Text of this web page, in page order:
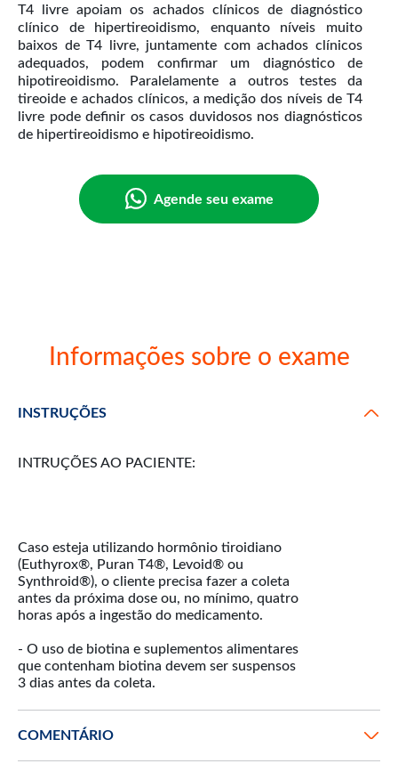
T4 livre apoiam os achados clínicos de diagnóstico
clínico de hipertireoidismo, enquanto níveis muito
baixos de T4 livre, juntamente com achados clínicos
adequados, podem confirmar um diagnóstico de
hipotireoidismo. Paralelamente a outros testes da
tireoide e achados clínicos, a medição dos níveis de T4
livre pode definir os casos duvidosos nos diagnósticos
Agende seu exame
Informações sobre o exame
INSTRUÇÕES
INTRUÇÕES AO PACIENTE:
Caso esteja utilizando hormônio tiroidiano
(Euthyrox®, Puran T4®, Levoid® ou
Synthroid®), o cliente precisa fazer a coleta
antes da próxima dose ou, no mínimo, quatro
horas após a ingestão do medicamento.
- O uso de biotina e suplementos alimentares
que contenham biotina devem ser suspensos
COMENTÁRIO